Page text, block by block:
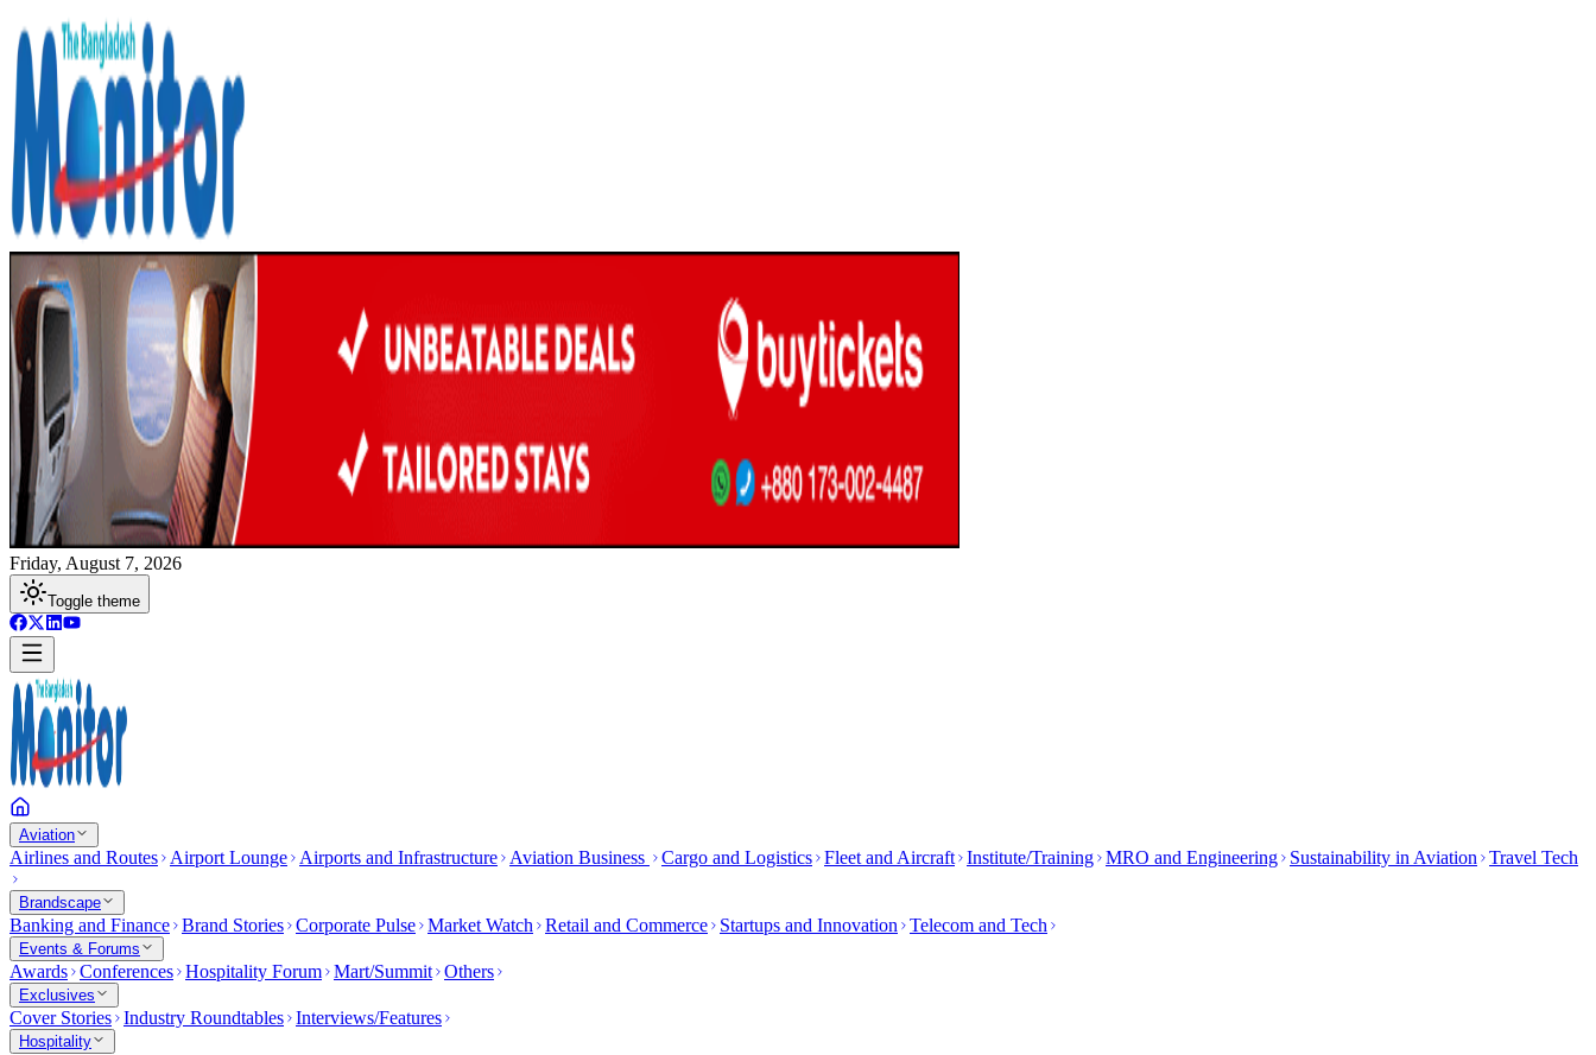
Friday, August 7, 2026
Toggle theme
Aviation
Airlines and Routes Airport Lounge Airports and Infrastructure Aviation Business Cargo and Logistics Fleet and Aircraft Institute/Training MRO and Engineering Sustainability in Aviation Travel Tech
Brandscape
Banking and Finance Brand Stories Corporate Pulse Market Watch Retail and Commerce Startups and Innovation Telecom and Tech
Events & Forums
Awards Conferences Hospitality Forum Mart/Summit Others
Exclusives
Cover Stories Industry Roundtables Interviews/Features
Hospitality